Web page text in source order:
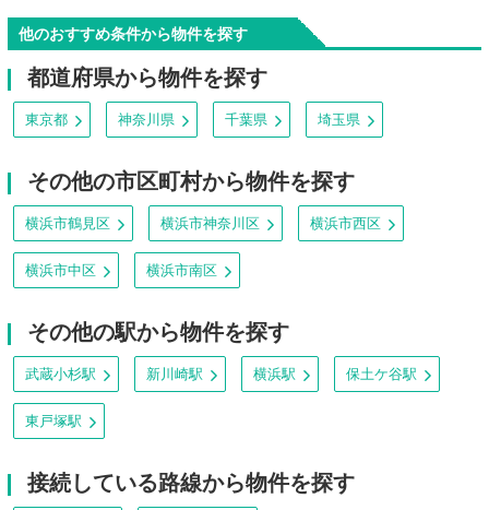
他のおすすめ条件から物件を探す
都道府県から物件を探す
東京都 神奈川県 千葉県 埼玉県
その他の市区町村から物件を探す
横浜市鶴見区 横浜市神奈川区 横浜市西区
横浜市中区 横浜市南区
その他の駅から物件を探す
武蔵小杉駅 新川崎駅 横浜駅 保土ケ谷駅
東戸塚駅
接続している路線から物件を探す